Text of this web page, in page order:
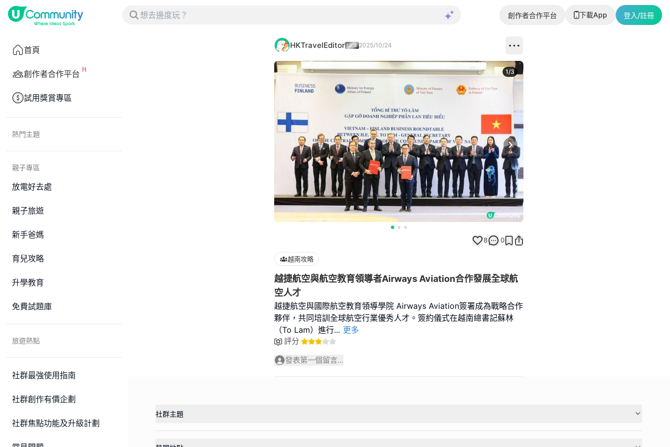
創作者合作平台 下載App 登入/註冊
首頁
創作者合作平台
試用獎賞專區
熱門主題
親子專區
放電好去處
親子旅遊
新手爸媽
育兒攻略
升學教育
免費試題庫
旅遊熱點
社群最強使用指南
社群創作有價企劃
社群焦點功能及升級計劃
HKTravelEditor 2025/10/24
Next slide
1/3
8 0
越南攻略
越捷航空與航空教育領導者Airways Aviation合作發展全球航
空人才
越捷航空與國際航空教育領導學院 Airways Aviation簽署成為戰略合作
夥伴，共同培訓全球航空行業優秀人才。簽約儀式在越南總書記蘇林
（To Lam）進行... 更多
評分
發表第一個留言...
社群主題